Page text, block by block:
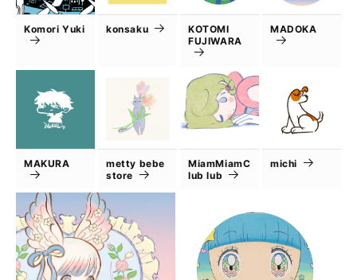
Komori Yuki konsaku
KOTOMI
FUJIWARA
MADOKA
MAKURA
metty bebe
store
MiamMiamC
lub lub
michi